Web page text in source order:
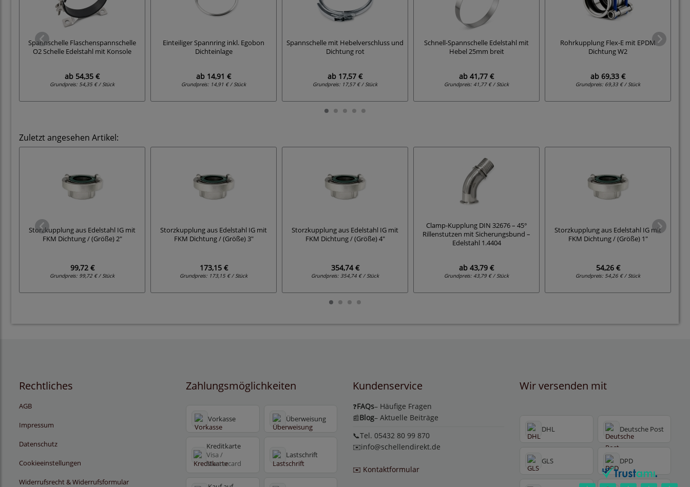
Spannschelle Flaschenspannschelle
O2 Schelle Edelstahl mit Konsole
ab 54,35 €
Grundpreis: 54,35 € / Stück
Einteiliger Spannring inkl. Egobon
Dichteinlage
ab 14,91 €
Grundpreis: 14,91 € / Stück
Spannschelle mit Hebelverschluss und
Dichtung rot
ab 17,57 €
Grundpreis: 17,57 € / Stück
Schnell-Spannschelle Edelstahl mit
Hebel 25mm breit
ab 41,77 €
Grundpreis: 41,77 € / Stück
Rohrkupplung Flex-E mit EPDM
Dichtung W2
ab 69,33 €
Grundpreis: 69,33 € / Stück
Zuletzt angesehen Artikel:
Storzkupplung aus Edelstahl IG mit
FKM Dichtung / (Größe) 2"
99,72 €
Grundpreis: 99,72 € / Stück
Storzkupplung aus Edelstahl IG mit
FKM Dichtung / (Größe) 3"
173,15 €
Grundpreis: 173,15 € / Stück
Storzkupplung aus Edelstahl IG mit
FKM Dichtung / (Größe) 4"
354,74 €
Grundpreis: 354,74 € / Stück
Clamp-Kupplung DIN 32676 – 45°
Rillenstutzen mit Sicherungsbund –
Edelstahl 1.4404
ab 43,79 €
Grundpreis: 43,79 € / Stück
Storzkupplung aus Edelstahl IG mit
FKM Dichtung / (Größe) 1"
54,26 €
Grundpreis: 54,26 € / Stück
Rechtliches
AGB
Impressum
Datenschutz
Cookieeinstellungen
Widerrufsrecht & Widerrufsformular
Zahlungsmöglichkeiten
Vorkasse Überweisung
Kreditkarte
Visa /
Mastercard
Lastschrift
Kundenservice
❓FAQs– Häufige Fragen
📰Blog– Aktuelle Beiträge
📞Tel. 05432 80 99 870
✉️info@schellendirekt.de
✉️ Kontaktformular
Wir versenden mit
DHL Deutsche Post
GLS DPD